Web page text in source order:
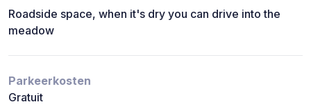
Roadside space, when it's dry you can drive into the
meadow
Parkeerkosten
Gratuit